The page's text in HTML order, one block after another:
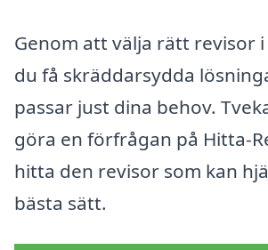
Genom att välja rätt revisor
du få skräddarsydda
passar just dina behov.
göra en förfrågan på Hitta-
hitta den revisor som kan
bästa sätt.